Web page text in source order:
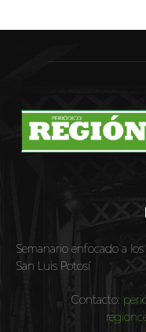
Semanario enfocado a
San Luis Potosí
Contacto: